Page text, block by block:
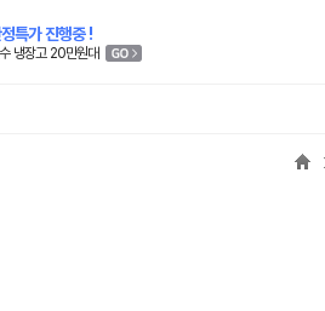
특가 진행중 !
냉장고 20만원대